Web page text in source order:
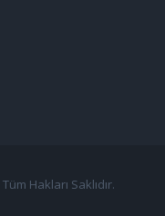
Tüm Hakları Saklıdır.